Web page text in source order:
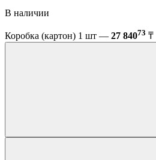
В наличии
Коробка (картон) 1 шт — 27 84073 ₸